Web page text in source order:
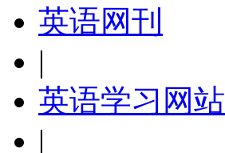
英语网刊
|
英语学习网站
|